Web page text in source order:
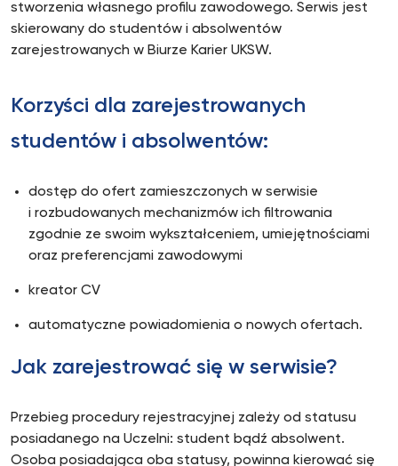
stworzenia własnego profilu zawodowego. Serwis jest
skierowany do studentów i absolwentów
zarejestrowanych w Biurze Karier UKSW.
Korzyści dla zarejestrowanych
studentów i absolwentów:
dostęp do ofert zamieszczonych w serwisie
i rozbudowanych mechanizmów ich filtrowania
zgodnie ze swoim wykształceniem, umiejętnościami
oraz preferencjami zawodowymi
kreator CV
automatyczne powiadomienia o nowych ofertach.
Jak zarejestrować się w serwisie?
Przebieg procedury rejestracyjnej zależy od statusu
posiadanego na Uczelni: student bądź absolwent.
Osoba posiadająca oba statusy, powinna kierować się